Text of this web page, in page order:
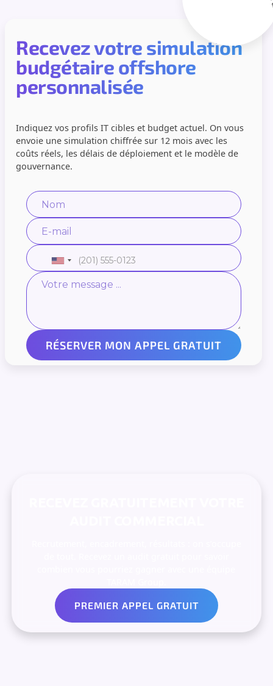
Recevez votre simulation
budgétaire offshore
personnalisée
Indiquez vos profils IT cibles et budget actuel. On vous
envoie une simulation chiffrée sur 12 mois avec les
coûts réels, les délais de déploiement et le modèle de
gouvernance.
PREMIER APPEL GRATUIT